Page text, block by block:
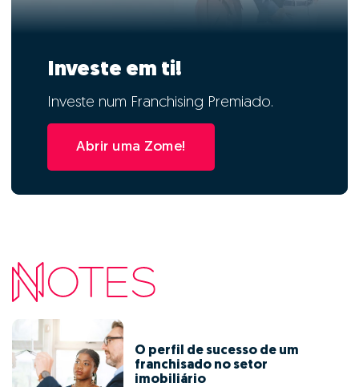
Investe em ti!
Investe num Franchising Premiado.
Abrir uma Zome!
O perfil de sucesso de um
franchisado no setor
imobiliário